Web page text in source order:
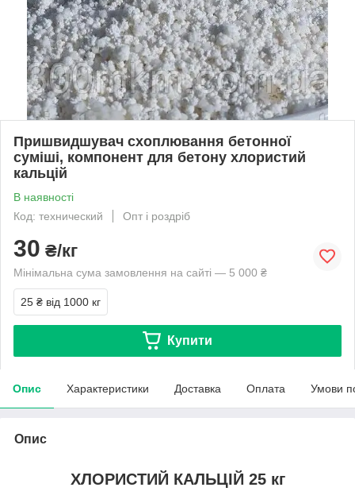
Пришвидшувач схоплювання бетонної
суміші, компонент для бетону хлористий
кальцій
В наявності
Код: технический
Опт і роздріб
30 ₴/кг
Мінімальна сума замовлення на сайті — 5 000 ₴
25 ₴ від 1000 кг
Купити
Опис Характеристики Доставка Оплата Умови
Опис
ХЛОРИСТИЙ КАЛЬЦІЙ 25 кг